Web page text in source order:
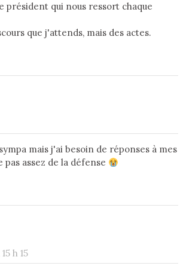
qui nous ressort chaque
que j'attends, mais des actes.
mais j'ai besoin de réponses à mes
assez de la défense
h 15